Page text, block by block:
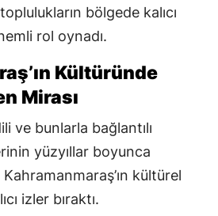
bölgede kalıcı
rol oynadı.
Kültüründe
Mirası
ve bunlarla bağlantılı
yüzyıllar boyunca
kültürel
izler bıraktı.